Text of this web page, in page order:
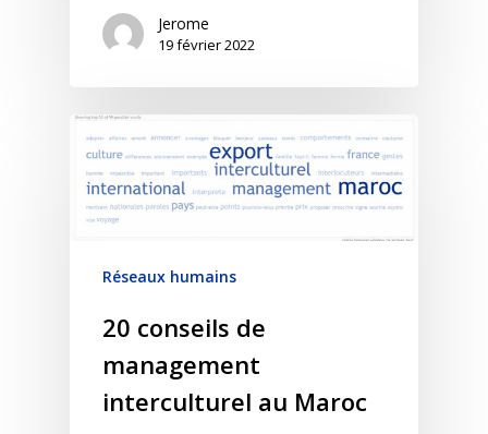
Jerome
19 février 2022
Réseaux humains
20 conseils de
management
interculturel au Maroc